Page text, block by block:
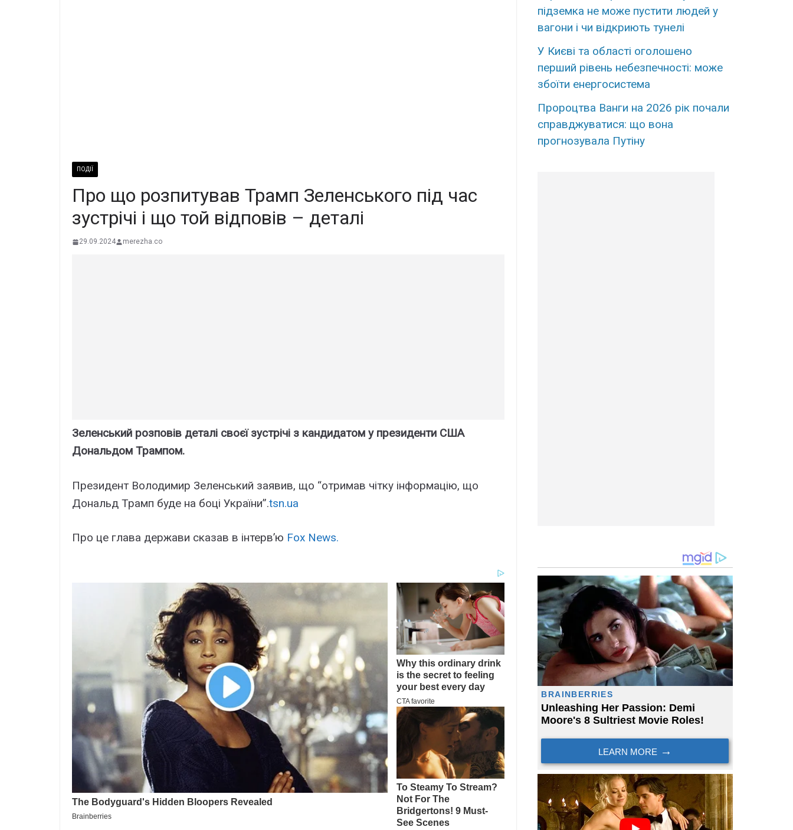
ПОДІЇ
Про що розпитував Трамп Зеленського під час
зустрічі і що той відповів – деталі
29.09.2024 merezha.co
Зеленський розповів деталі своєї зустрічі з кандидатом у президенти США
Дональдом Трампом.
Президент Володимир Зеленський заявив, що “отримав чітку інформацію, що
Дональд Трамп буде на боці України”.tsn.ua
Про це глава держави сказав в інтерв’ю Fox News.
підземка не може пустити людей у
вагони і чи відкриють тунелі
У Києві та області оголошено
перший рівень небезпечності: може
збоїти енергосистема
Пророцтва Ванги на 2026 рік почали
справджуватися: що вона
прогнозувала Путіну